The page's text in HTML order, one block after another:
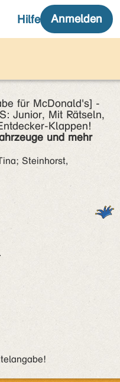
für McDonald's] -
Junior, Mit Rätseln,
Klappen!
und mehr
Steinhorst,